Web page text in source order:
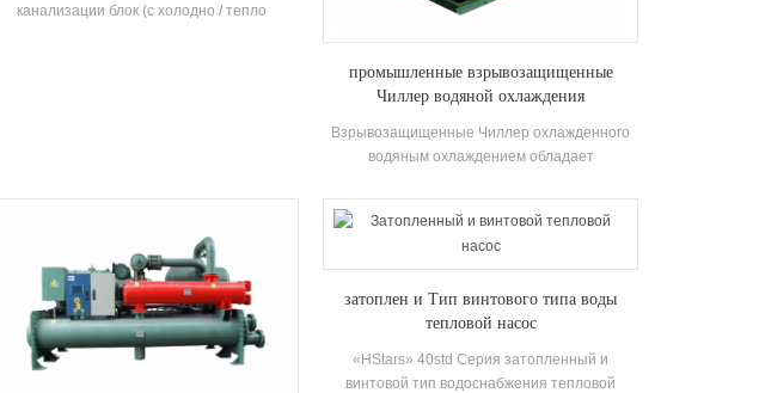
канализации блок (с холодно / тепло
это 30% ~ 50% по сравнению с обычным
значительно уменьшить операцию
стоимость.
промышленные взрывозащищенные
Чиллер водяной охлаждения
Взрывозащищенные Чиллер охлажденного
водяным охлаждением обладает
повышенной безопасности, заполненной на
нефтью, беззажизненной, неисчисованной,
горшкой и герметичкой и т. Д., Что подходит
дляСамозалагаемая внутренняя космическая
среда с взрывоопасной газовой смесью в
воздух.
затоплен и Тип винтового типа воды
тепловой насос
«HStars» 40std Серия затопленный и
винтовой тип водоснабжения тепловой